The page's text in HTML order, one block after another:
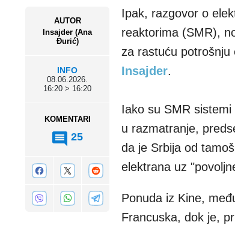
AUTOR
Insajder (Ana
Đurić)
INFO
08.06.2026.
16:20 > 16:20
KOMENTARI
25
Ipak, razgovor o
reaktorima (SMR),
za rastuću potrošnju
Insajder.
Iako su SMR
u razmatranje,
da je Srbija od
elektrana uz
Ponuda iz Kine,
Francuska, dok je,